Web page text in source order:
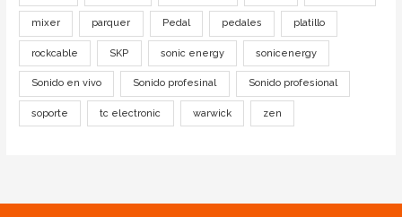
mixer parquer Pedal pedales platillo
rockcable SKP sonic energy sonicenergy
Sonido en vivo Sonido profesinal Sonido profesional
soporte tc electronic warwick zen